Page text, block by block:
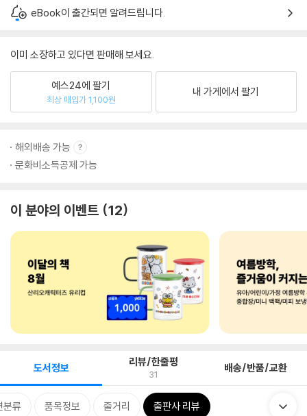
eBook이 출간되면 알려드립니다.
이미 소장하고 있다면 판매해 보세요.
예스24에 팔기
최상 매입가 1,100원
내 가게에서 팔기
해외배송 가능
문화비소득공제 가능
이 분야의 이벤트 12
도서정보 리뷰/한줄평
31 배송/반품/교환
분류 품목정보 줄거리 출판사 리뷰